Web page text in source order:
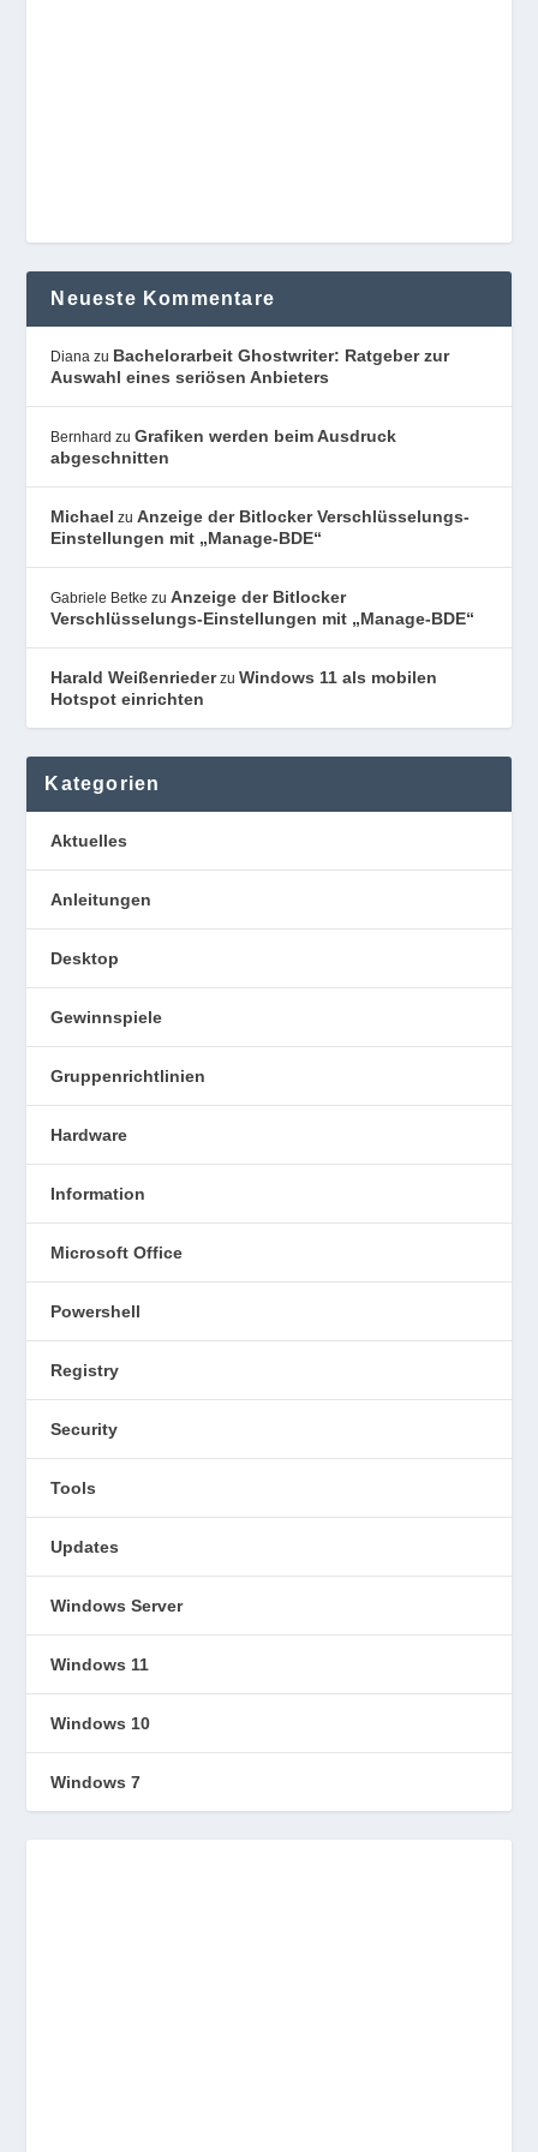
Neueste Kommentare
Diana zu Bachelorarbeit Ghostwriter: Ratgeber zur
Auswahl eines seriösen Anbieters
Bernhard zuGrafiken werden beim Ausdruck
abgeschnitten
Michael zuAnzeige der Bitlocker Verschlüsselungs-
Einstellungen mit „Manage-BDE“
Gabriele Betke zuAnzeige der Bitlocker
Verschlüsselungs-Einstellungen mit „Manage-BDE“
Harald WeißenriederzuWindows 11 als mobilen
Hotspot einrichten
Kategorien
Aktuelles
Anleitungen
Desktop
Gewinnspiele
Gruppenrichtlinien
Hardware
Information
Microsoft Office
Powershell
Registry
Security
Tools
Updates
Windows Server
Windows 11
Windows 10
Windows 7